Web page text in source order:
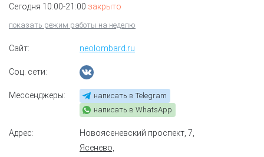
Сегодня 10:00-21:00 закрыто
показать режим работы на неделю
Сайт: neolombard.ru
Соц. сети:
Мессенджеры:
написать в Telegram
написать в WhatsApp
Адрес: Новоясеневский проспект, 7,
Ясенево,